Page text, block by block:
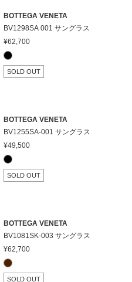
BOTTEGA VENETA
BV1298SA 001 サングラス
¥62,700
SOLD OUT
BOTTEGA VENETA
BV1255SA-001 サングラス
¥49,500
SOLD OUT
BOTTEGA VENETA
BV1081SK-003 サングラス
¥62,700
SOLD OUT